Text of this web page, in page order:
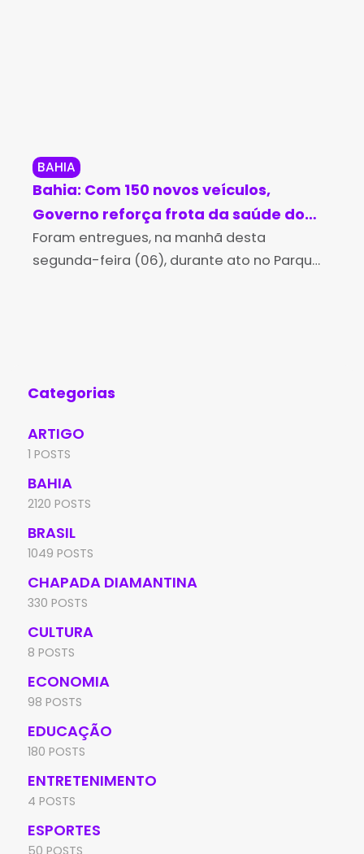
BAHIA
Bahia: Com 150 novos veículos,
Governo reforça frota da saúde dos
municípios
Foram entregues, na manhã desta
segunda-feira (06), durante ato no Parque
Categorias
ARTIGO
1 POSTS
BAHIA
2120 POSTS
BRASIL
1049 POSTS
CHAPADA DIAMANTINA
330 POSTS
CULTURA
8 POSTS
ECONOMIA
98 POSTS
EDUCAÇÃO
180 POSTS
ENTRETENIMENTO
4 POSTS
ESPORTES
50 POSTS